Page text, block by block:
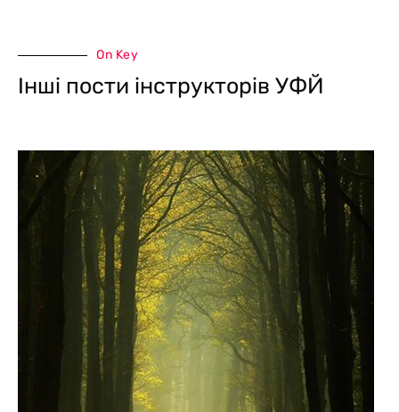
On Key
Інші пости інструкторів УФЙ